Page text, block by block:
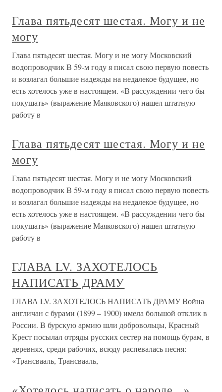
Глава пятьдесят шестая. Могу и не
могу
Глава пятьдесят шестая. Могу и не могу Московский
водопроводчик В 59-м году я писал свою первую повесть
и возлагал большие надежды на недалекое будущее, но
есть хотелось уже в настоящем. «В рассуждении чего бы
покушать» (выражение Маяковского) нашел штатную
работу в
Глава пятьдесят шестая. Могу и не
могу
Глава пятьдесят шестая. Могу и не могу Московский
водопроводчик В 59-м году я писал свою первую повесть
и возлагал большие надежды на недалекое будущее, но
есть хотелось уже в настоящем. «В рассуждении чего бы
покушать» (выражение Маяковского) нашел штатную
работу в
ГЛАВА LV. ЗАХОТЕЛОСЬ
НАПИСАТЬ ДРАМУ
ГЛАВА LV. ЗАХОТЕЛОСЬ НАПИСАТЬ ДРАМУ Война
англичан с бурами (1899 – 1900) имела большой отклик в
России. В бурскую армию шли добровольцы, Красный
Крест посылал отряды русских сестер на помощь бурам, в
деревнях, среди рабочих, всюду распевалась песня:
«Трансвааль, Трансвааль,